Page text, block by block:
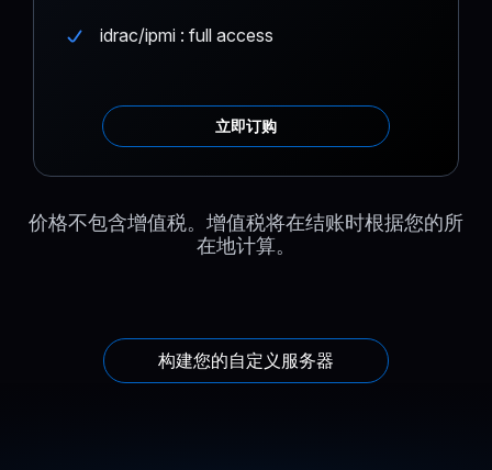
idrac/ipmi : full access
立即订购
价格不包含增值税。增值税将在结账时根据您的所
在地计算。
构建您的自定义服务器